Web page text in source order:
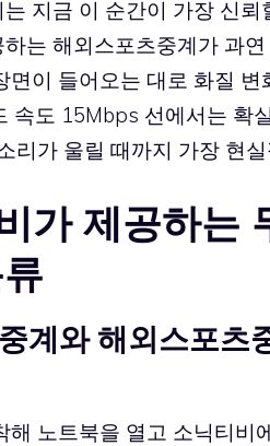
지금 이 순간이 가장 신
는 해외스포츠중계가 과
면이 들어오는 대로 화질
속도 15Mbps 선에서는 확
리가 울릴 때까지 가장 현
가 제공하는
계와 해외스포츠
해 노트북을 열고 소닉티비